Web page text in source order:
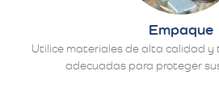
Empaque
Utilice materiales de alta calidad y
adecuadas para proteger